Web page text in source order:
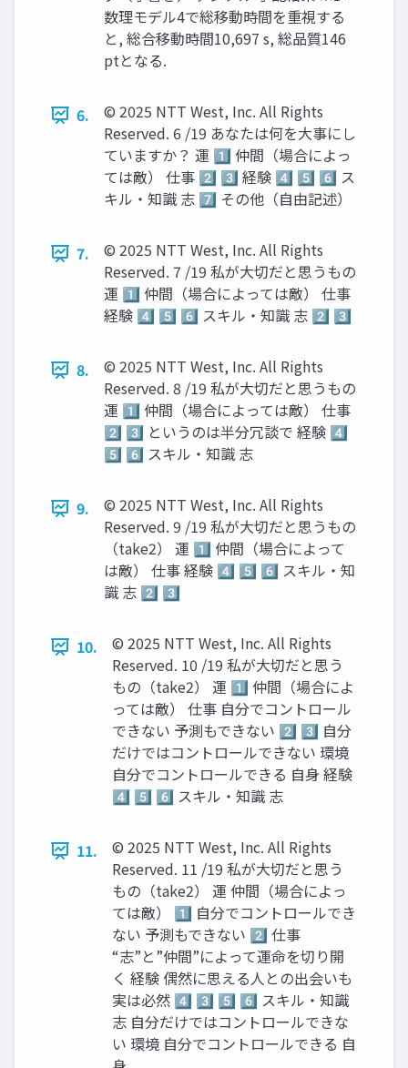
数理モデル4で総移動時間を重視する
と, 総合移動時間10,697 s, 総品質146
ptとなる.
6.
© 2025 NTT West, Inc. All Rights
Reserved. 6 /19 あなたは何を大事にし
ていますか？ 運 1️⃣ 仲間（場合によっ
ては敵） 仕事 2️⃣ 3️⃣ 経験 4️⃣ 5️⃣ 6️⃣ ス
キル・知識 志 7️⃣ その他（自由記述）
7.
© 2025 NTT West, Inc. All Rights
Reserved. 7 /19 私が大切だと思うもの
運 1️⃣ 仲間（場合によっては敵） 仕事
経験 4️⃣ 5️⃣ 6️⃣ スキル・知識 志 2️⃣ 3️⃣
8.
© 2025 NTT West, Inc. All Rights
Reserved. 8 /19 私が大切だと思うもの
運 1️⃣ 仲間（場合によっては敵） 仕事
2️⃣ 3️⃣ というのは半分冗談で 経験 4️⃣
5️⃣ 6️⃣ スキル・知識 志
9.
© 2025 NTT West, Inc. All Rights
Reserved. 9 /19 私が大切だと思うもの
（take2） 運 1️⃣ 仲間（場合によって
は敵） 仕事 経験 4️⃣ 5️⃣ 6️⃣ スキル・知
識 志 2️⃣ 3️⃣
10.
© 2025 NTT West, Inc. All Rights
Reserved. 10 /19 私が大切だと思う
もの（take2） 運 1️⃣ 仲間（場合によ
っては敵） 仕事 自分でコントロール
できない 予測もできない 2️⃣ 3️⃣ 自分
だけではコントロールできない 環境
自分でコントロールできる 自身 経験
4️⃣ 5️⃣ 6️⃣ スキル・知識 志
11.
© 2025 NTT West, Inc. All Rights
Reserved. 11 /19 私が大切だと思う
もの（take2） 運 仲間（場合によっ
ては敵） 1️⃣ 自分でコントロールでき
ない 予測もできない 2️⃣ 仕事
“志”と”仲間”によって運命を切り開
く 経験 偶然に思える人との出会いも
実は必然 4️⃣ 3️⃣ 5️⃣ 6️⃣ スキル・知識
志 自分だけではコントロールできな
い 環境 自分でコントロールできる 自